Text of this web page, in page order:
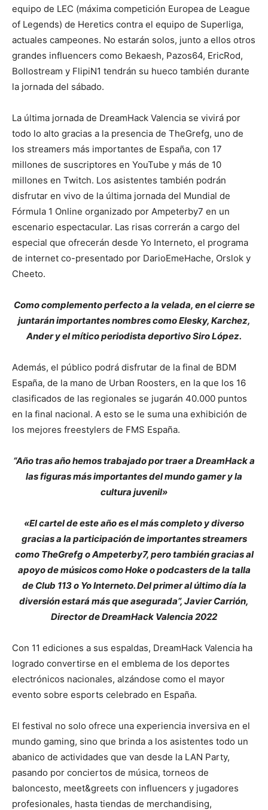
equipo de LEC (máxima competición Europea de League
of Legends) de Heretics contra el equipo de Superliga,
actuales campeones. No estarán solos, junto a ellos otros
grandes influencers como Bekaesh, Pazos64, EricRod,
Bollostream y FlipiN1 tendrán su hueco también durante
la jornada del sábado.
La última jornada de DreamHack Valencia se vivirá por
todo lo alto gracias a la presencia de TheGrefg, uno de
los streamers más importantes de España, con 17
millones de suscriptores en YouTube y más de 10
millones en Twitch. Los asistentes también podrán
disfrutar en vivo de la última jornada del Mundial de
Fórmula 1 Online organizado por Ampeterby7 en un
escenario espectacular. Las risas correrán a cargo del
especial que ofrecerán desde Yo Interneto, el programa
de internet co-presentado por DarioEmeHache, Orslok y
Cheeto.
Como complemento perfecto a la velada, en el cierre se
juntarán importantes nombres como Elesky, Karchez,
Ander y el mítico periodista deportivo Siro López.
Además, el público podrá disfrutar de la final de BDM
España, de la mano de Urban Roosters, en la que los 16
clasificados de las regionales se jugarán 40.000 puntos
en la final nacional. A esto se le suma una exhibición de
los mejores freestylers de FMS España.
“Año tras año hemos trabajado por traer a DreamHack a
las figuras más importantes del mundo gamer y la
cultura juvenil»
«El cartel de este año es el más completo y diverso
gracias a la participación de importantes streamers
como TheGrefg o Ampeterby7, pero también gracias al
apoyo de músicos como Hoke o podcasters de la talla
de Club 113 o Yo Interneto. Del primer al último día la
diversión estará más que asegurada”, Javier Carrión,
Director de DreamHack Valencia 2022
Con 11 ediciones a sus espaldas, DreamHack Valencia ha
logrado convertirse en el emblema de los deportes
electrónicos nacionales, alzándose como el mayor
evento sobre esports celebrado en España.
El festival no solo ofrece una experiencia inversiva en el
mundo gaming, sino que brinda a los asistentes todo un
abanico de actividades que van desde la LAN Party,
pasando por conciertos de música, torneos de
baloncesto, meet&greets con influencers y jugadores
profesionales, hasta tiendas de merchandising,